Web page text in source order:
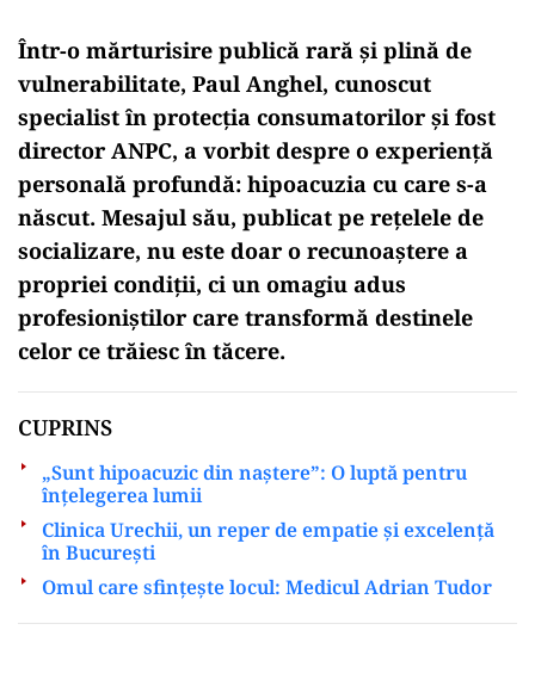
Într-o mărturisire publică rară și plină de
vulnerabilitate, Paul Anghel, cunoscut
specialist în protecția consumatorilor și fost
director ANPC, a vorbit despre o experiență
personală profundă: hipoacuzia cu care s-a
născut. Mesajul său, publicat pe rețelele de
socializare, nu este doar o recunoaștere a
propriei condiții, ci un omagiu adus
profesioniștilor care transformă destinele
celor ce trăiesc în tăcere.
CUPRINS
„Sunt hipoacuzic din naștere”: O luptă pentru
înțelegerea lumii
Clinica Urechii, un reper de empatie și excelență
în București
Omul care sfințește locul: Medicul Adrian Tudor